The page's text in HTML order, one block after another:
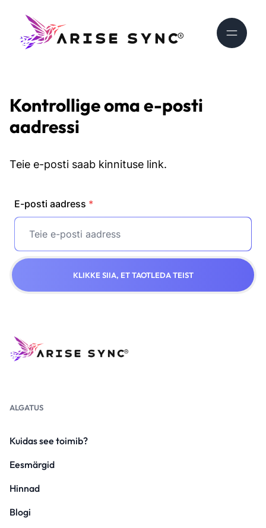
Kontrollige oma e-posti
aadressi
Teie e-posti saab kinnituse link.
E-posti aadress *
KLIKKE SIIA, ET TAOTLEDA TEIST
ALGATUS
Kuidas see toimib?
Eesmärgid
Hinnad
Blogi